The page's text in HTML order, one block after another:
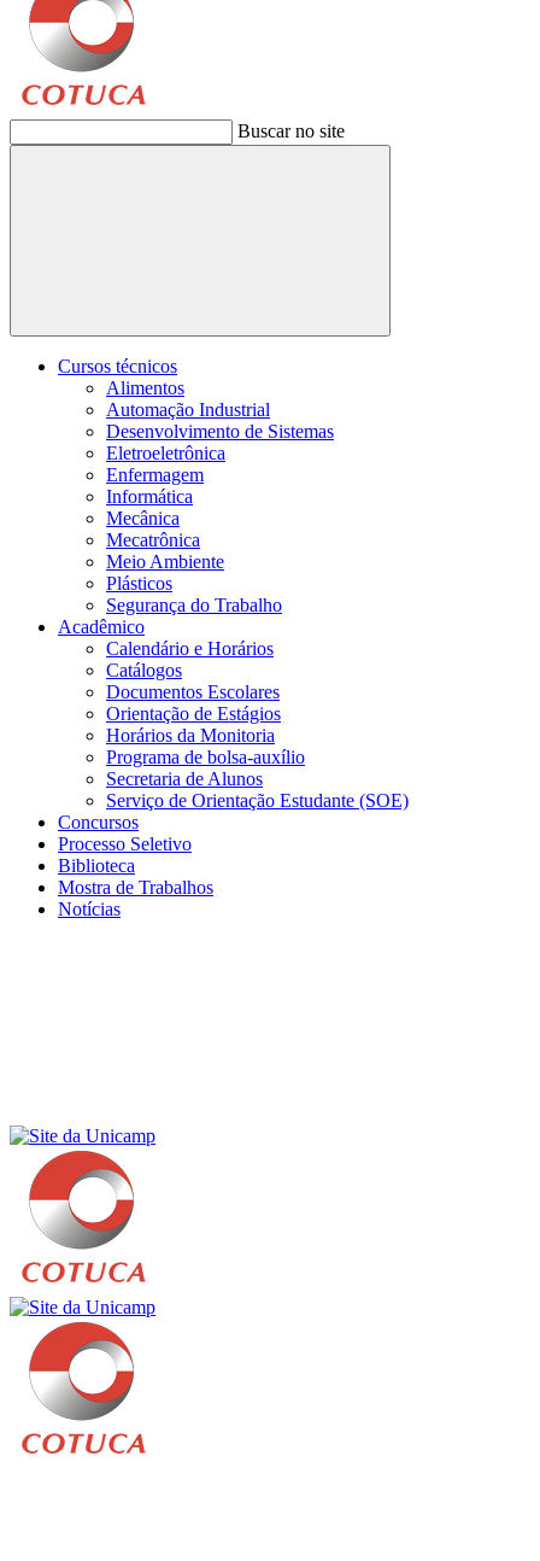
Buscar no site
Buscar
Cursos técnicos
Alimentos
Automação Industrial
Desenvolvimento de Sistemas
Eletroeletrônica
Enfermagem
Informática
Mecânica
Mecatrônica
Meio Ambiente
Plásticos
Segurança do Trabalho
Acadêmico
Calendário e Horários
Catálogos
Documentos Escolares
Orientação de Estágios
Horários da Monitoria
Programa de bolsa-auxílio
Secretaria de Alunos
Serviço de Orientação Estudante (SOE)
Concursos
Processo Seletivo
Biblioteca
Mostra de Trabalhos
Notícias